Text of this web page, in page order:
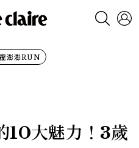
澎澎RUN
10大魅力！3歲